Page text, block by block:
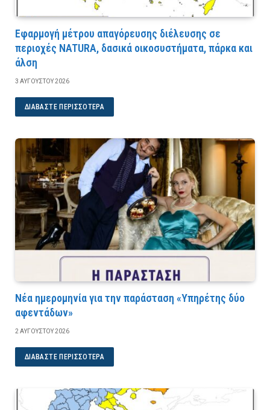
Εφαρμογή μέτρου απαγόρευσης διέλευσης σε
περιοχές NATURA, δασικά οικοσυστήματα, πάρκα και
άλση
3 ΑΥΓΟΎΣΤΟΥ 2026
ΔΙΑΒΆΣΤΕ ΠΕΡΙΣΣΌΤΕΡΑ
Νέα ημερομηνία για την παράσταση «Υπηρέτης δύο
αφεντάδων»
2 ΑΥΓΟΎΣΤΟΥ 2026
ΔΙΑΒΆΣΤΕ ΠΕΡΙΣΣΌΤΕΡΑ